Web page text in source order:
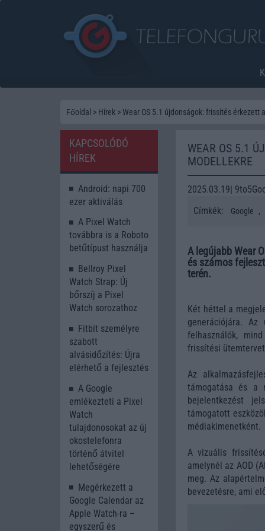
Főoldal > Hírek >Wear OS 5.1 újdonságok: frissítés érkezett
WEAR OS 5.1
MODELLEKRE
2025.03.19|
Címkék:
Google ,
A legújabb Wear
és számos
terén.
Két héttel a
generációjára.
felhasználók,
frissítési
Az
támogatása és a
bejelentkezést
támogatott
médiakimenetként.
A vizuális
amelynél az AOD
meg. Az
bevezetésre, ami
KAPCSOLÓDÓ
HÍREK
Android: napi 700
ezer aktiválás
A Pixel Watch
továbbra is a Roboto
betűtípust használja
Bellroy Pixel
Watch Strap: Új
bőrszíj a Pixel
Watch sorozathoz
Fitbit személyre
szabott
alvásidőzítés: Újra
elérhető a fejlesztés
A Google
emlékezteti a Pixel
Watch
tulajdonosokat az új
okostelefonra
történő átvitel
lehetőségére
Megérkezett a
Google Calendar az
Apple Watch-ra –
egyszerű és